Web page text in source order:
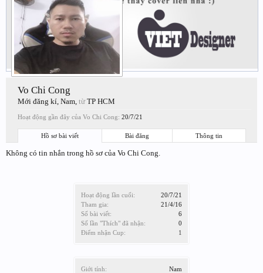
Hoạt động lần cuối:
20/7/21
Tham gia:
21/4/16
Số bài viết:
6
Số lần "Thích" đã nhận:
0
Điểm nhận Cup:
1
Giới tính: Nam
Vo Chi Cong
Mới đăng kí, Nam, từ TP HCM
Hoạt động gần đây của Vo Chi Cong: 20/7/21
Hồ sơ bài viết Bài đăng Thông tin
Không có tin nhắn trong hồ sơ của Vo Chi Cong.